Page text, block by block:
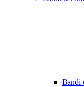
Bandi